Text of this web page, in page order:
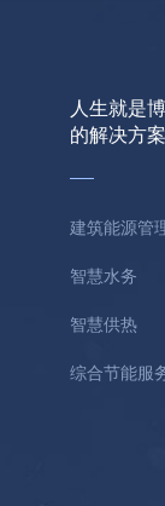
人生就是
的解决方案
建筑能源管
智慧水务
智慧供热
综合节能服